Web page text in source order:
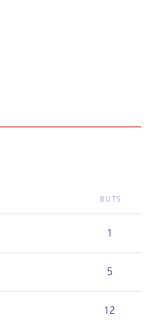
BUTS
1
5
12